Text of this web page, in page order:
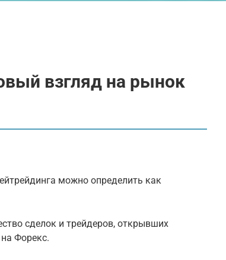
взгляд на рынок
можно определить как
сделок и трейдеров, открывших
Форекс.